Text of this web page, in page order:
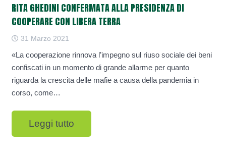
RITA GHEDINI CONFERMATA ALLA PRESIDENZA DI
COOPERARE CON LIBERA TERRA
31 Marzo 2021
«La cooperazione rinnova l’impegno sul riuso sociale dei beni
confiscati in un momento di grande allarme per quanto
riguarda la crescita delle mafie a causa della pandemia in
corso, come…
Leggi tutto